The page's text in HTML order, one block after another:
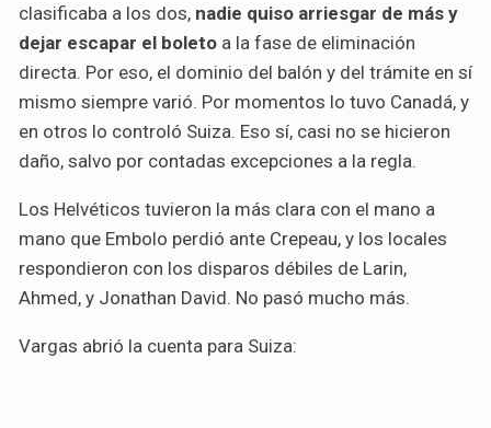
clasificaba a los dos, nadie quiso arriesgar de más y
dejar escapar el boleto a la fase de eliminación
directa. Por eso, el dominio del balón y del trámite en sí
mismo siempre varió. Por momentos lo tuvo Canadá, y
en otros lo controló Suiza. Eso sí, casi no se hicieron
daño, salvo por contadas excepciones a la regla.
Los Helvéticos tuvieron la más clara con el mano a
mano que Embolo perdió ante Crepeau, y los locales
respondieron con los disparos débiles de Larin,
Ahmed, y Jonathan David. No pasó mucho más.
Vargas abrió la cuenta para Suiza: